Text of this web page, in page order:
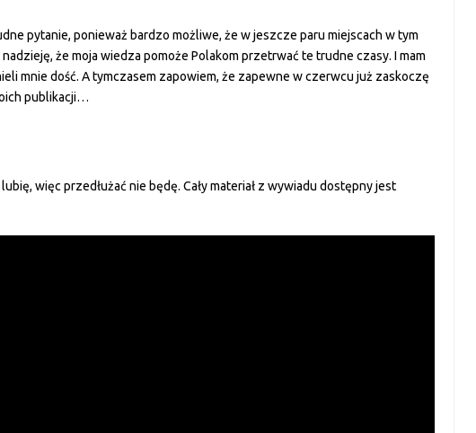
pytanie, ponieważ bardzo możliwe, że w jeszcze paru miejscach w tym
nadzieję, że moja wiedza pomoże Polakom przetrwać te trudne czasy. I mam
mnie dość. A tymczasem zapowiem, że zapewne w czerwcu już zaskoczę
publikacji…
więc przedłużać nie będę. Cały materiał z wywiadu dostępny jest